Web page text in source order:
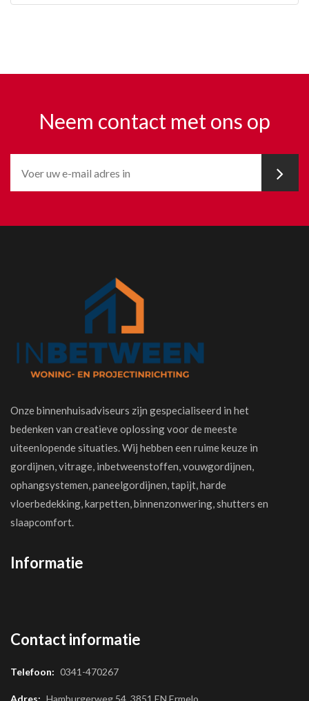
Neem contact met ons op
Onze binnenhuisadviseurs zijn gespecialiseerd in het
bedenken van creatieve oplossing voor de meeste
uiteenlopende situaties. Wij hebben een ruime keuze in
gordijnen, vitrage, inbetweenstoffen, vouwgordijnen,
ophangsystemen, paneelgordijnen, tapijt, harde
vloerbedekking, karpetten, binnenzonwering, shutters en
slaapcomfort.
Informatie
Contact informatie
Telefoon: 0341-470267
Adres: Hamburgerweg 54, 3851 EN Ermelo